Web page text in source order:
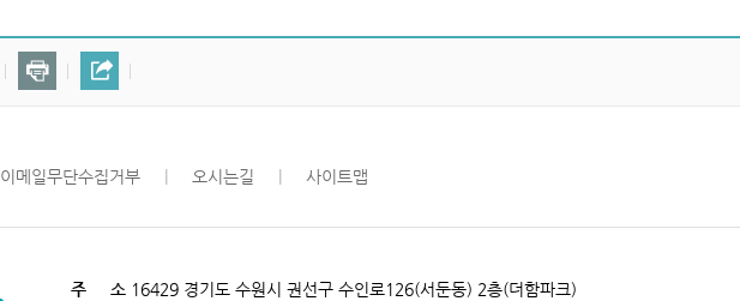
이메일무단수집거부 오시는길 사이트맵
주 소 16429 ​경기도 수원시 권선구 수인로126(서둔동) 2층(더함파크)